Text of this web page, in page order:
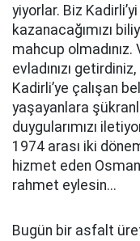
yiyorlar. Biz
kazanacağımızı
mahcup
evladınızı
Kadirli’ye çalışan
yaşayanlara
duygularımızı
1974 arası iki
hizmet eden Osman
rahmet eylesin...
Bugün bir asfalt